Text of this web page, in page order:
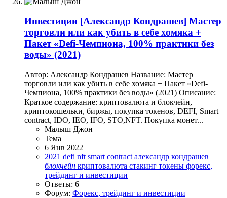
Инвестиции [Александр Кондрашев] Мастер
торговли или как убить в себе хомяка +
Пакет «Defi-Чемпиона, 100% практики без
воды» (2021)
Автор: Александр Кондрашев Название: Мастер
торговли или как убить в себе хомяка + Пакет «Defi-
Чемпиона, 100% практики без воды» (2021) Описание:
Краткое содержание: криптовалюта и блокчейн,
криптокошельки, биржы, покупка токенов, DEFI, Smart
contract, IDO, IEO, IFO, STO,NFT. Покупка монет...
Малыш Джон
Тема
6 Янв 2022
2021 defi nft smart contract александр кондрашев
блокчейн криптовалюта стакинг токены форекс,
трейдинг и инвестиции
Ответы: 6
Форум: Форекс, трейдинг и инвестиции